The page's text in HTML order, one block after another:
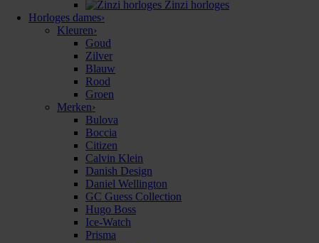
Zinzi horloges
Horloges dames›
Kleuren›
Goud
Zilver
Blauw
Rood
Groen
Merken›
Bulova
Boccia
Citizen
Calvin Klein
Danish Design
Daniel Wellington
GC Guess Collection
Hugo Boss
Ice-Watch
Prisma